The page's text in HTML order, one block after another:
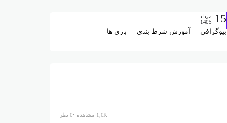
بیوگرافی آموزش شرط بندی بازی ها
15
مرداد
1405
1,0K مشاهده 0 نظر